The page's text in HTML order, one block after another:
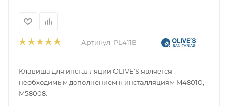
Артикул: PL411B
Клавиша для инсталляции OLIVE'S является
необходимым дополнением к инсталляциям M48010,
M58008.